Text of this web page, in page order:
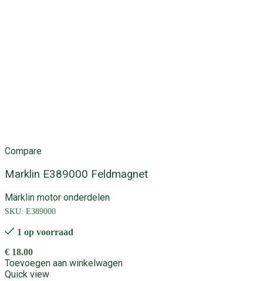
Compare
Marklin E389000 Feldmagnet
Märklin motor onderdelen
SKU: E389000
1 op voorraad
€ 18.00
Toevoegen aan winkelwagen
Quick view